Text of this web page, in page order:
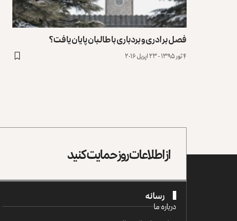
فصل برادری و بردباری با طالبان پایان یافت؟
۴ ثور ۱۳۹۵ - ۲۳ اپریل ۲۰۱۶
از اطلاعات روز حمایت کنید
رسانه
درباره ما